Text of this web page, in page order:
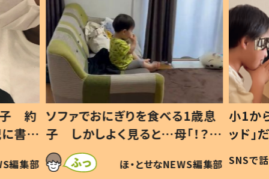
歳息
？」
編集部
小1から不登校、息子は「ギフテ
ッド」だった 父が“ウチ給食”を
作り続ける理由とは #令和の親
#令和の子
SNSで話題 ほ・とせなNEWS編集部
ひ孫
が、抱
「涙
い」